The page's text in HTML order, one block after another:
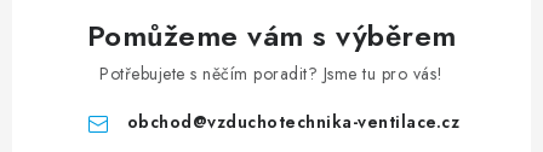
Pomůžeme vám s výběrem
Potřebujete s něčím poradit? Jsme tu pro vás!
obchod@vzduchotechnika-ventilace.cz